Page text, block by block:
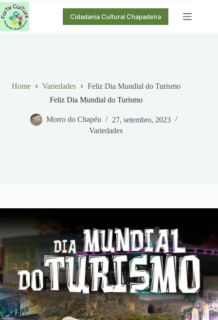
Pular
para
o
conteúdo
Cidadania Cultural Chapadeira
Home Variedades
Feliz Dia Mundial do Turismo
Feliz Dia Mundial do Turismo
Morro do Chapéu
27, setembro, 2023
Variedades